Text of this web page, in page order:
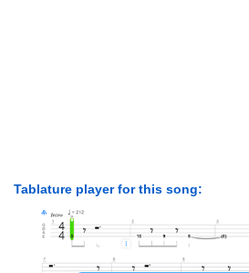
Tablature player for this song: